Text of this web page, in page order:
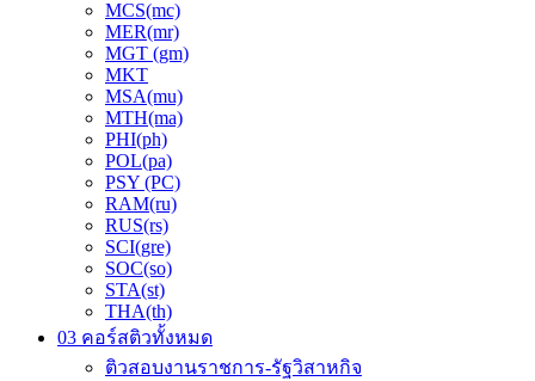
MCS(mc)
MER(mr)
MGT (gm)
MKT
MSA(mu)
MTH(ma)
PHI(ph)
POL(pa)
PSY (PC)
RAM(ru)
RUS(rs)
SCI(gre)
SOC(so)
STA(st)
THA(th)
03 คอร์สติวทั้งหมด
ติวสอบงานราชการ-รัฐวิสาหกิจ